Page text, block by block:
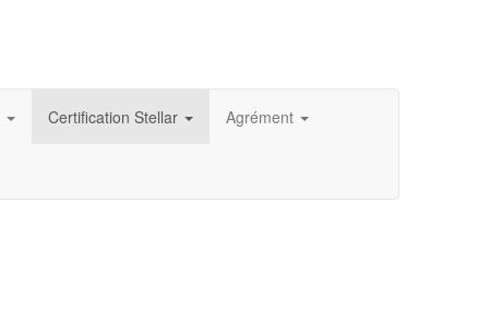
Certification Stellar Agrément